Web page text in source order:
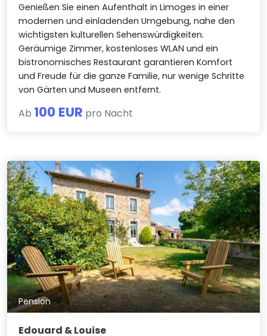
Genießen Sie einen Aufenthalt in Limoges in einer
modernen und einladenden Umgebung, nahe den
wichtigsten kulturellen Sehenswürdigkeiten.
Geräumige Zimmer, kostenloses WLAN und ein
bistronomisches Restaurant garantieren Komfort
und Freude für die ganze Familie, nur wenige Schritte
von Gärten und Museen entfernt.
Ab 100 EUR pro Nacht
Pension
Edouard & Louise